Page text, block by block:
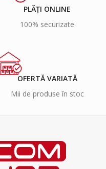
PLĂȚI ONLINE
100% securizate
OFERTĂ VARIATĂ
Mii de produse în stoc